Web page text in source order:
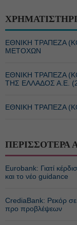
ΕΘΝΙΚΗ ΤΡΑΠΕΖΑ
ΜΕΤΟΧΩΝ
ΕΘΝΙΚΗ ΤΡΑΠΕΖΑ
ΤΗΣ ΕΛΛΑΔΟΣ Α.Ε.
ΕΘΝΙΚΗ ΤΡΑΠΕΖΑ
ΠΕΡΙΣΣΟΤΕΡΑ
Eurobank: Γιατί
και το νέο guidance
CrediaBank: Ρεκόρ σε
προ προβλέψεων